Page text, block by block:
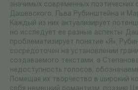
значимых современных поэтических
Дашевского, Льва Рубинштейна и
Каждый из них актуализирует
но исследует ее разные аспекты:
проблематизирует понятие «Я»,
сосредоточен на установлении
создаваемого текстами, а
недоступность голосов,
Помещая их творчество в широкий